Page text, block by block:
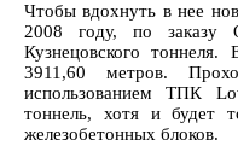
Чтобы вдохнуть в нее
2008 году, по заказу
Кузнецовского
3911,60 метров.
использованием ТПК
тоннель, хотя и будет
железобетонных блоков.